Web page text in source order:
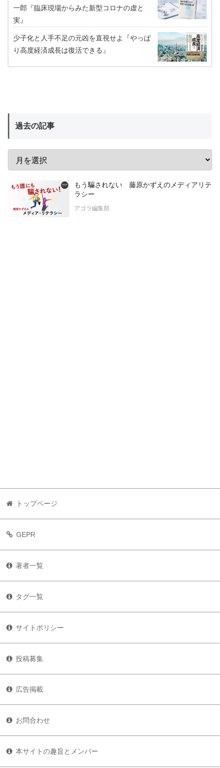
一郎『臨床現場からみた新型コロナの虚と
実』
少子化と人手不足の元凶を直視せよ『やっぱ
り高度経済成長は復活できる』
過去の記事
もう騙されない 藤原かずえのメディアリテ
ラシー
アゴラ編集部
トップページ
GEPR
著者一覧
タグ一覧
サイトポリシー
投稿募集
広告掲載
お問合わせ
本サイトの趣旨とメンバー